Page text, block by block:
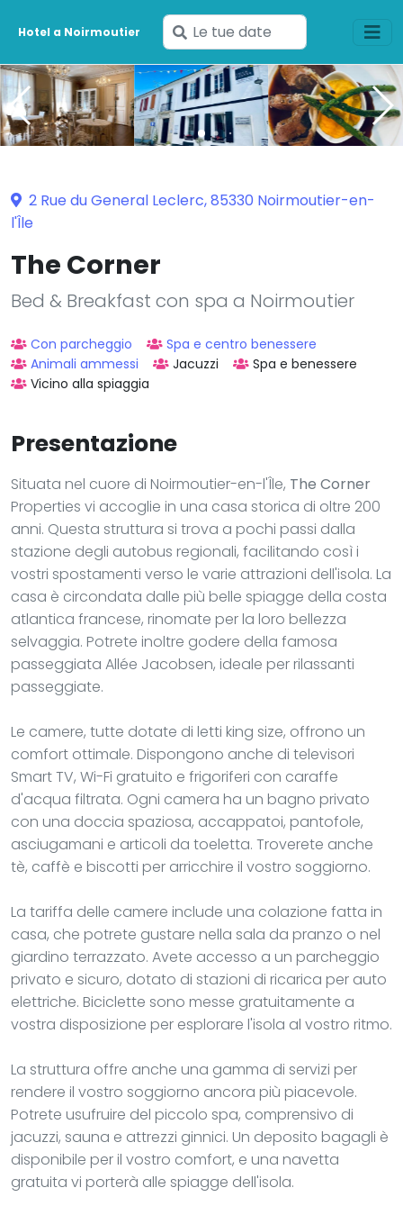
Hotel a Noirmoutier
Inserisci
le
tue
date
2 Rue du General Leclerc, 85330 Noirmoutier-en-
l'Île
The Corner
Bed & Breakfast con spa a Noirmoutier
Con parcheggio
Spa e centro benessere
Animali ammessi
Jacuzzi
Spa e benessere
Vicino alla spiaggia
Presentazione
Situata nel cuore di Noirmoutier-en-l'Île, The Corner
Properties vi accoglie in una casa storica di oltre 200
anni. Questa struttura si trova a pochi passi dalla
stazione degli autobus regionali, facilitando così i
vostri spostamenti verso le varie attrazioni dell'isola. La
casa è circondata dalle più belle spiagge della costa
atlantica francese, rinomate per la loro bellezza
selvaggia. Potrete inoltre godere della famosa
passeggiata Allée Jacobsen, ideale per rilassanti
passeggiate.
Le camere, tutte dotate di letti king size, offrono un
comfort ottimale. Dispongono anche di televisori
Smart TV, Wi-Fi gratuito e frigoriferi con caraffe
d'acqua filtrata. Ogni camera ha un bagno privato
con una doccia spaziosa, accappatoi, pantofole,
asciugamani e articoli da toeletta. Troverete anche
tè, caffè e biscotti per arricchire il vostro soggiorno.
La tariffa delle camere include una colazione fatta in
casa, che potrete gustare nella sala da pranzo o nel
giardino terrazzato. Avete accesso a un parcheggio
privato e sicuro, dotato di stazioni di ricarica per auto
elettriche. Biciclette sono messe gratuitamente a
vostra disposizione per esplorare l'isola al vostro ritmo.
La struttura offre anche una gamma di servizi per
rendere il vostro soggiorno ancora più piacevole.
Potrete usufruire del piccolo spa, comprensivo di
jacuzzi, sauna e attrezzi ginnici. Un deposito bagagli è
disponibile per il vostro comfort, e una navetta
gratuita vi porterà alle spiagge dell'isola.